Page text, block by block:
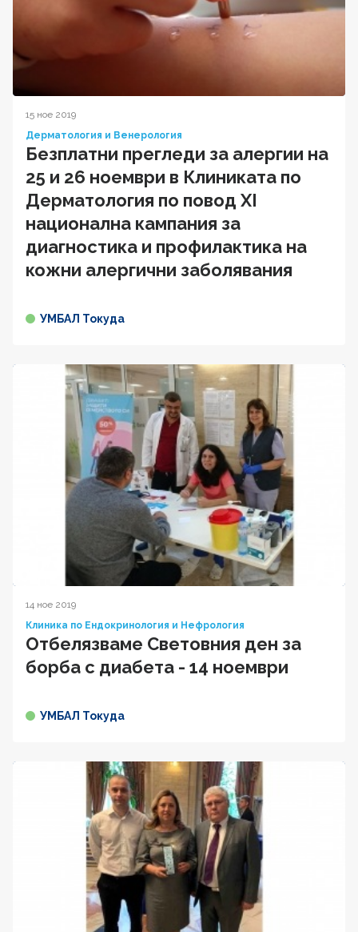
15 ное 2019
Дерматология и Венерология
Безплатни прегледи за алергии на
25 и 26 ноември в Клиниката по
Дерматология по повод XI
национална кампания за
диагностика и профилактика на
кожни алергични заболявания
УМБАЛ Токуда
14 ное 2019
Клиника по Ендокринология и Нефрология
Oтбелязваме Световния ден за
борба с диабета - 14 ноември
УМБАЛ Токуда